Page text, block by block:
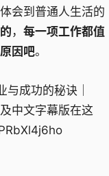
会到普通人生活的
， 每一项工作都值
因吧。
成功的秘诀｜
中文字幕版在这